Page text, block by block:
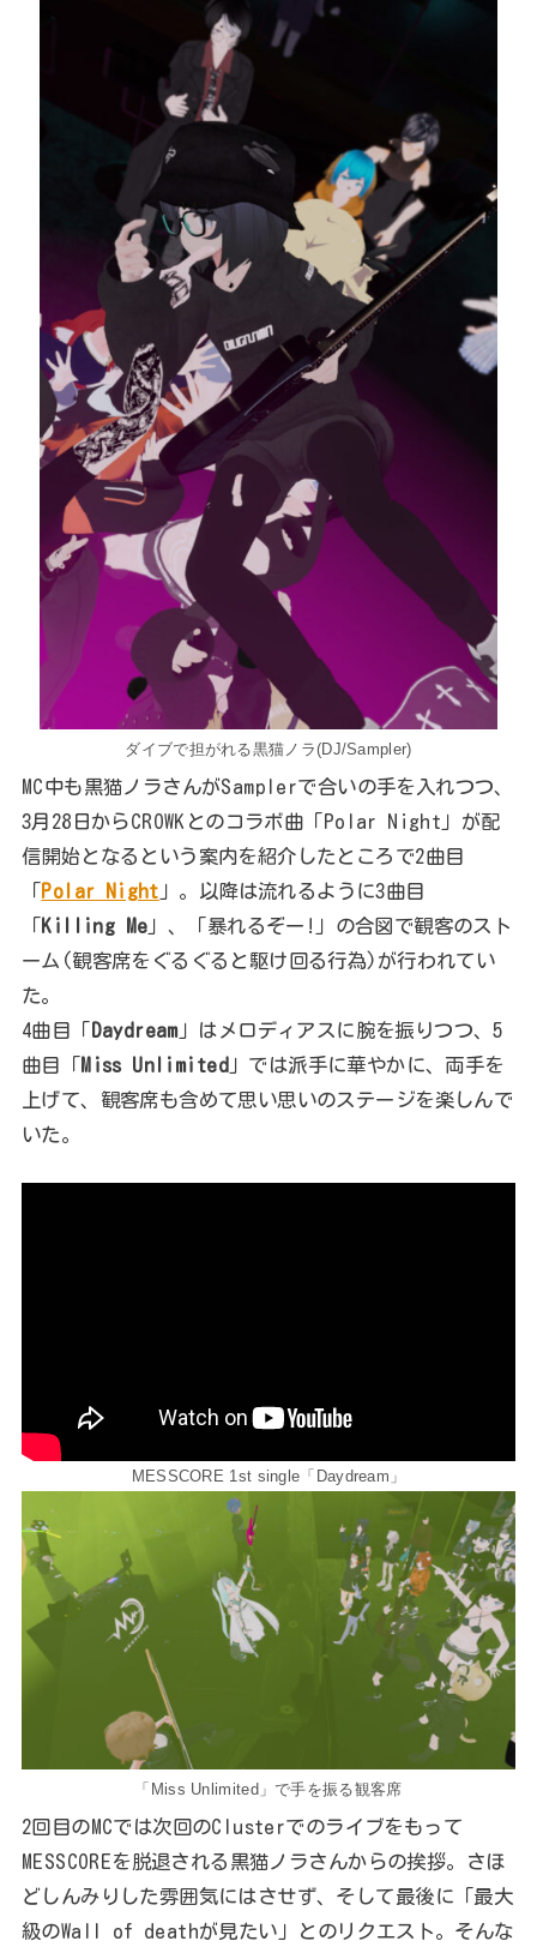
ダイブで担がれる黒猫ノラ(DJ/Sampler)
MC中も黒猫ノラさんがSamplerで合いの手を入れつつ、
3月28日からCROWKとのコラボ曲「Polar Night」が配
信開始となるという案内を紹介したところで2曲目
「Polar Night 」。以降は流れるように3曲目
「 Killing Me 」、「暴れるぞー!」の合図で観客のスト
ーム(観客席をぐるぐると駆け回る行為)が行われてい
た。
4曲目「Daydream」はメロディアスに腕を振りつつ、5
曲目「 Miss Unlimited 」では派手に華やかに、両手を
上げて、観客席も含めて思い思いのステージを楽しんで
いた。
MESSCORE 1st single「Daydream」
「Miss Unlimited」で手を振る観客席
2回目のMCでは次回のClusterでのライブをもって
MESSCOREを脱退される黒猫ノラさんからの挨拶。さほ
どしんみりした雰囲気にはさせず、そして最後に「最大
級のWall of deathが見たい」とのリクエスト。そんな